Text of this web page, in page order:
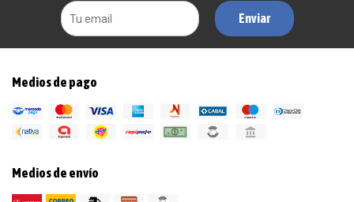
Enviar
Medios de pago
Medios de envío